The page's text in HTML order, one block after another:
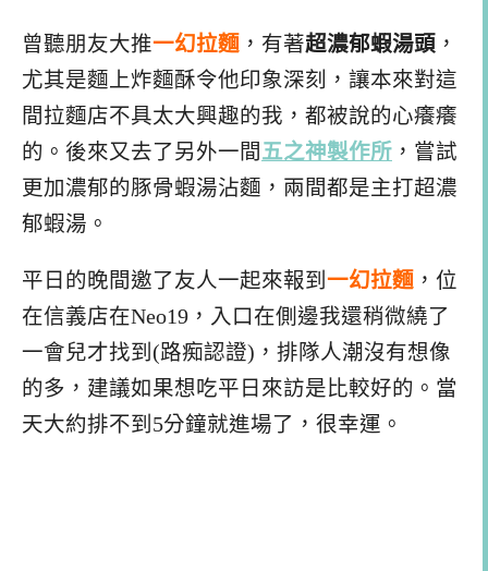
曾聽朋友大推一幻拉麵 ，有著超濃郁蝦湯頭 ，
尤其是麵上炸麵酥令他印象深刻，讓本來對這
間拉麵店不具太大興趣的我，都被說的心癢癢
的。後來又去了另外一間五之神製作所 ，嘗試
更加濃郁的豚骨蝦湯沾麵，兩間都是主打超濃
郁蝦湯。
平日的晚間邀了友人一起來報到 一幻拉麵 ，位
在信義店在Neo19，入口在側邊我還稍微繞了
一會兒才找到(路痴認證)，排隊人潮沒有想像
的多，建議如果想吃平日來訪是比較好的。當
天大約排不到5分鐘就進場了，很幸運。